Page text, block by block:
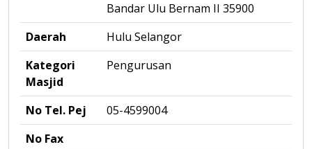
Bandar Ulu Bernam II 35900
Daerah
Hulu Selangor
Kategori
Masjid
Pengurusan
No Tel. Pej
05-4599004
No Fax